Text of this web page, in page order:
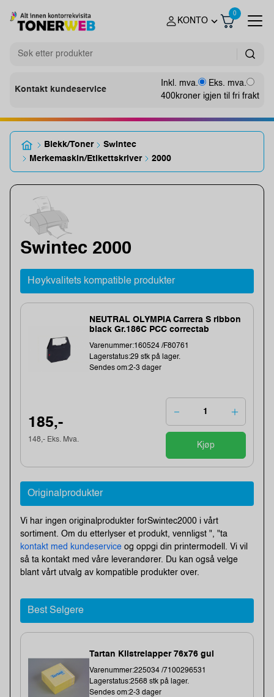
KONTO
0
Kontakt kundeservice
Inkl. mva.
Eks. mva.
400kroner igjen til fri frakt
Blekk/Toner
Swintec
Merkemaskin/Etikettskriver
2000
Swintec 2000
Høykvalitets kompatible produkter
NEUTRAL OLYMPIA Carrera S ribbon
black Gr.186C PCC correctab
Varenummer:160524 /F80761
Lagerstatus:29 stk på lager.
Sendes om:2-3 dager
185,-
148,- Eks. Mva.
Kjøp
Originalprodukter
Vi har ingen originalprodukter forSwintec2000 i vårt
sortiment. Om du etterlyser et produkt, vennligst ", "ta
kontakt med kundeservice og oppgi din printermodell. Vi vil
så ta kontakt med våre leverandører. Du kan også velge
blant vårt utvalg av kompatible produkter over.
Best Selgere
Tartan Klistrelapper 76x76 gul
Varenummer:225034 /7100296531
Lagerstatus:2568 stk på lager.
Sendes om:2-3 dager